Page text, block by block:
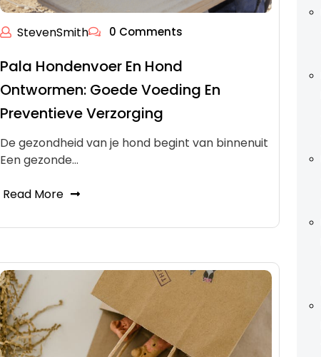
StevenSmith 0 Comments
Pala Hondenvoer En Hond
Ontwormen: Goede Voeding En
Preventieve Verzorging
De gezondheid van je hond begint van binnenuit
Een gezonde…
Read More